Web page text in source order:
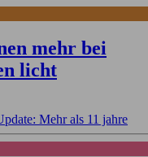
mehr bei
licht
Mehr als 11 jahre